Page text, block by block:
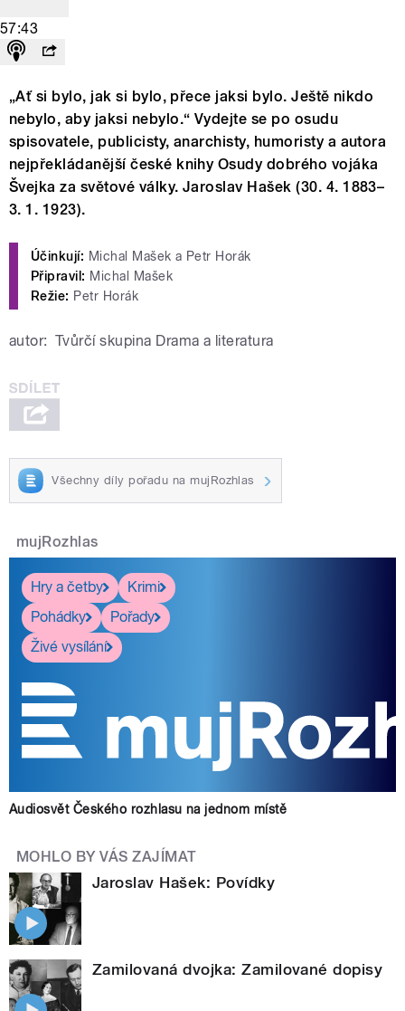
57:43
„Ať si bylo, jak si bylo, přece jaksi bylo. Ještě nikdo
nebylo, aby jaksi nebylo.“ Vydejte se po osudu
spisovatele, publicisty, anarchisty, humoristy a autora
nejpřekládanější české knihy Osudy dobrého vojáka
Švejka za světové války. Jaroslav Hašek (30. 4. 1883–
3. 1. 1923).
Účinkují: Michal Mašek a Petr Horák
Připravil: Michal Mašek
Režie: Petr Horák
autor: Tvůrčí skupina Drama a literatura
Všechny díly pořadu na mujRozhlas
mujRozhlas
Hry a četby
Krimi
Pohádky
Pořady
Živé vysílání
Audiosvět Českého rozhlasu na jednom místě
MOHLO BY VÁS ZAJÍMAT
Jaroslav Hašek: Povídky
Zamilovaná dvojka: Zamilované dopisy